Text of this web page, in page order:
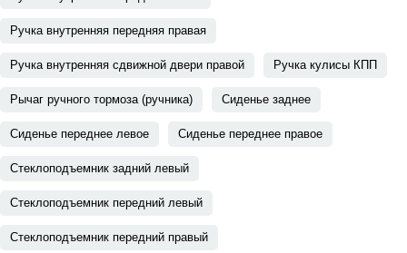
Ручка внутренняя передняя правая
Ручка внутренняя сдвижной двери правой Ручка кулисы КПП
Рычаг ручного тормоза (ручника) Сиденье заднее
Сиденье переднее левое Сиденье переднее правое
Стеклоподъемник задний левый
Стеклоподъемник передний левый
Стеклоподъемник передний правый